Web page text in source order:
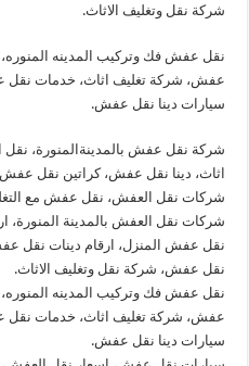
شركة نقل وتغليف الاثاث.
نقل عفش فك وتركيب المدينه
عفش، شركة تغليف اثاث، خدمات نقل
سيارات دينا نقل عفش.
شركة نقل عفش بالمدينةالمنورة،
اثاث، دينا نقل عفش، كراتين نقل
شركات نقل العفش، نقل عفش مع
شركات نقل العفش بالمدينة
نقل عفش المنزل، ارقام دينات نقل
نقل عفش، شركة نقل وتغليف الاثاث.
نقل عفش فك وتركيب المدينه
عفش، شركة تغليف اثاث، خدمات نقل
سيارات دينا نقل عفش.